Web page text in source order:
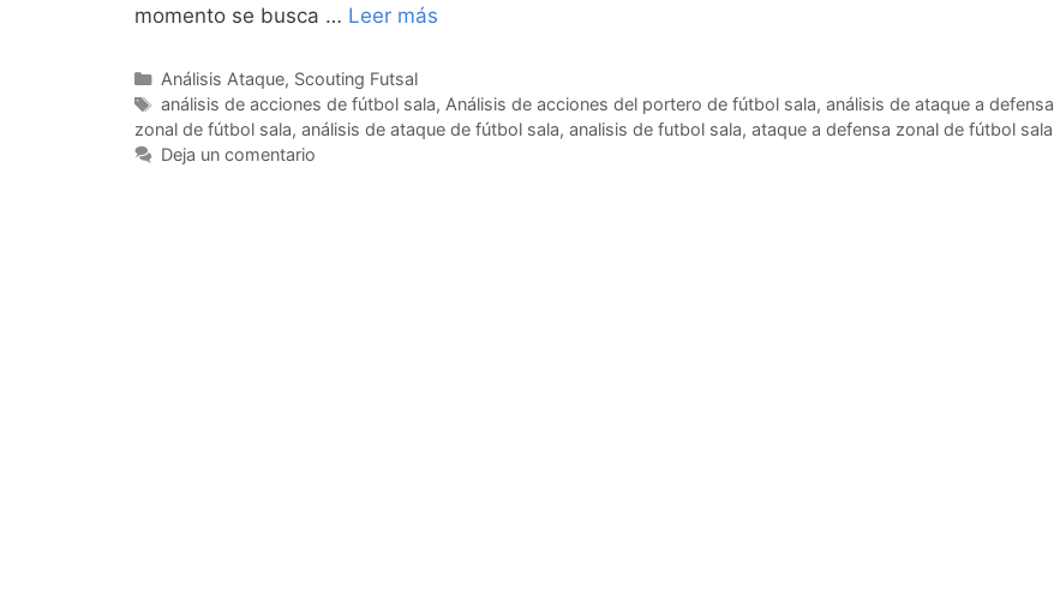
momento se busca … Leer más
Categorías
Análisis Ataque, Scouting Futsal
Etiquetas
análisis de acciones de fútbol sala, Análisis de acciones del portero de fútbol sala, análisis de ataque a defensa
zonal de fútbol sala, análisis de ataque de fútbol sala, analisis de futbol sala, ataque a defensa zonal de fútbol sala
Deja un comentario